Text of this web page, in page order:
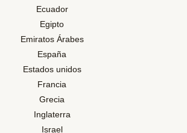
Ecuador
Egipto
Emiratos Árabes
España
Estados unidos
Francia
Grecia
Inglaterra
Israel